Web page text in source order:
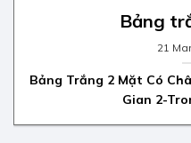
Bảng
21
Bảng Trắng 2 Mặt Có
Gian 2-